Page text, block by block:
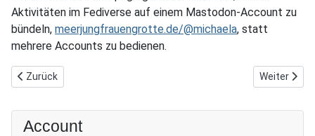
Aktivitäten im Fediverse auf einem Mastodon-Account zu
bündeln, meerjungfrauengrotte.de/@michaela, statt
mehrere Accounts zu bedienen.
Vorheriger Beitrag: Ein erster Download
Zurück Nächster
Weiter
Account